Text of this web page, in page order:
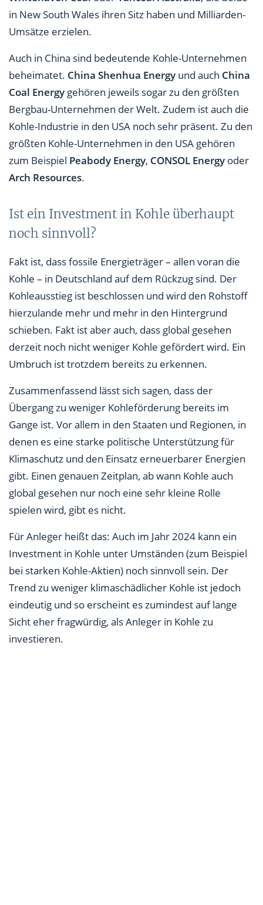
in New South Wales ihren Sitz haben und Milliarden-
Umsätze erzielen.
Auch in China sind bedeutende Kohle-Unternehmen
beheimatet. China Shenhua Energy und auch China
Coal Energy gehören jeweils sogar zu den größten
Bergbau-Unternehmen der Welt. Zudem ist auch die
Kohle-Industrie in den USA noch sehr präsent. Zu den
größten Kohle-Unternehmen in den USA gehören
zum Beispiel Peabody Energy, CONSOL Energy oder
Arch Resources.
Ist ein Investment in Kohle überhaupt
noch sinnvoll?
Fakt ist, dass fossile Energieträger – allen voran die
Kohle – in Deutschland auf dem Rückzug sind. Der
Kohleausstieg ist beschlossen und wird den Rohstoff
hierzulande mehr und mehr in den Hintergrund
schieben. Fakt ist aber auch, dass global gesehen
derzeit noch nicht weniger Kohle gefördert wird. Ein
Umbruch ist trotzdem bereits zu erkennen.
Zusammenfassend lässt sich sagen, dass der
Übergang zu weniger Kohleförderung bereits im
Gange ist. Vor allem in den Staaten und Regionen, in
denen es eine starke politische Unterstützung für
Klimaschutz und den Einsatz erneuerbarer Energien
gibt. Einen genauen Zeitplan, ab wann Kohle auch
global gesehen nur noch eine sehr kleine Rolle
spielen wird, gibt es nicht.
Für Anleger heißt das: Auch im Jahr 2024 kann ein
Investment in Kohle unter Umständen (zum Beispiel
bei starken Kohle-Aktien) noch sinnvoll sein. Der
Trend zu weniger klimaschädlicher Kohle ist jedoch
eindeutig und so erscheint es zumindest auf lange
Sicht eher fragwürdig, als Anleger in Kohle zu
investieren.